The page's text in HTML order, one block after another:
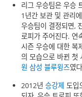
리그 우승팀은 우승
1년간 보관 및 관리
우승팀이 결정되면,
로피가 주어진다. 연
시즌 우승에 대한 복
의 모습으로 바뀐 첫
원 삼성 블루윙즈였
2012년승강제 도입